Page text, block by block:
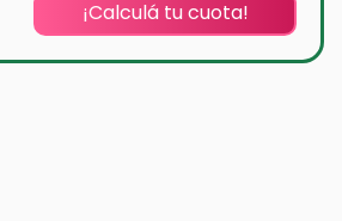
¡Calculá tu cuota!